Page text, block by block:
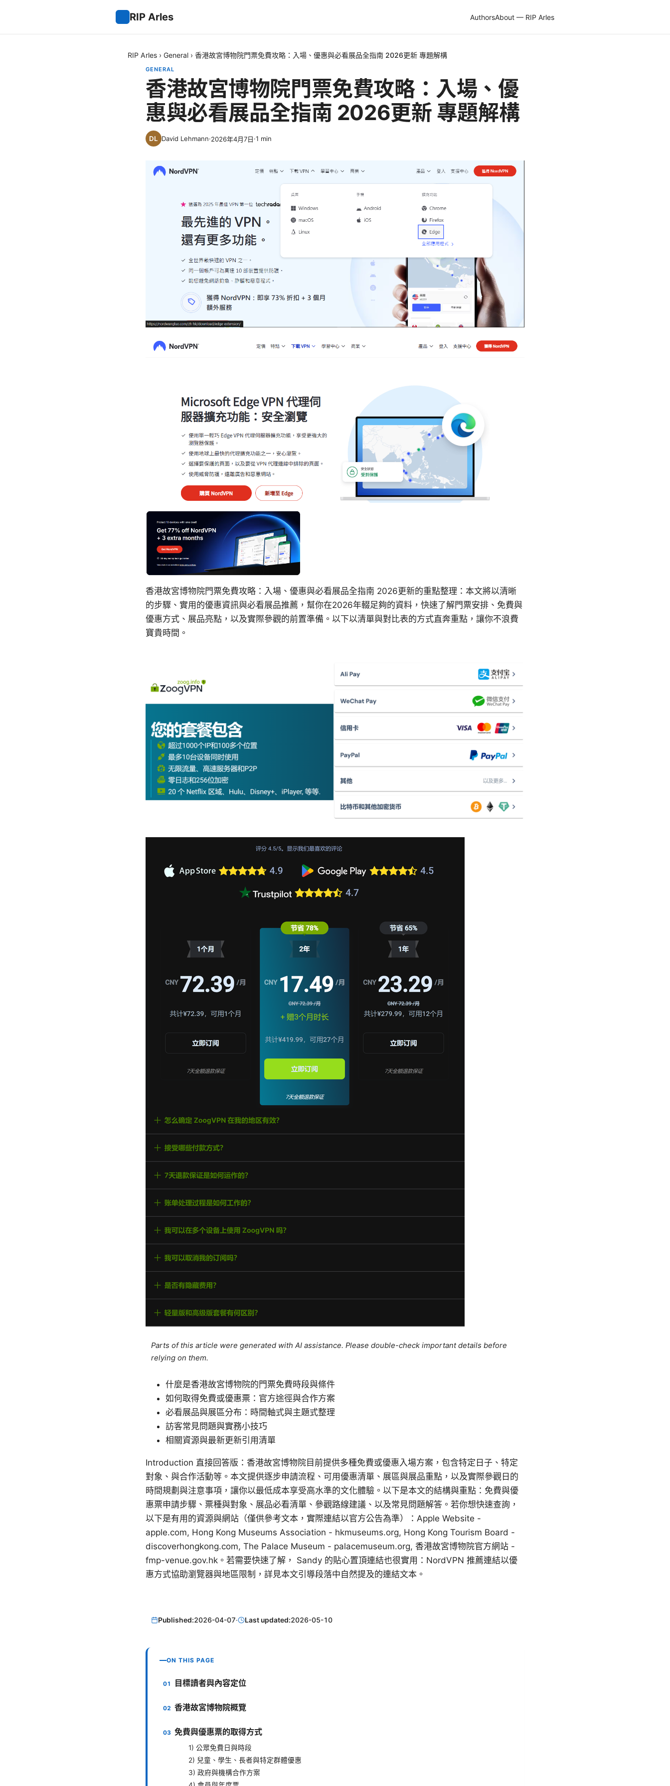
RIP Arles AuthorsAbout — RIP Arles
RIP Arles › General › 香港故宮博物院門票免費攻略：入場、優惠與必看展品全指南 2026更新 專題解構
GENERAL
香港故宮博物院門票免費攻略：入場、優
惠與必看展品全指南 2026更新 專題解構
David Lehmann·2026年4月7日·1 min
香港故宮博物院門票免費攻略：入場、優惠與必看展品全指南 2026更新的重點整理：本文將以清晰
的步驟、實用的優惠資訊與必看展品推薦，幫你在2026年輟足夠的資料，快速了解門票安排、免費與
優惠方式、展品亮點，以及實際參觀的前置準備。以下以清單與對比表的方式直奔重點，讓你不浪費
寶貴時間。
Parts of this article were generated with AI assistance. Please double-check important details before
relying on them.
什麼是香港故宮博物院的門票免費時段與條件
如何取得免費或優惠票：官方途徑與合作方案
必看展品與展區分布：時間軸式與主題式整理
訪客常見問題與實務小技巧
相關資源與最新更新引用清單
Introduction 直接回答版：香港故宮博物院目前提供多種免費或優惠入場方案，包含特定日子、特定
對象、與合作活動等。本文提供逐步申請流程、可用優惠清單、展區與展品重點，以及實際參觀日的
時間規劃與注意事項，讓你以最低成本享受高水準的文化體驗。以下是本文的結構與重點：免費與優
惠票申請步驟、票種與對象、展品必看清單、參觀路線建議、以及常見問題解答。若你想快速查詢，
以下是有用的資源與網站（僅供參考文本，實際連結以官方公告為準）：Apple Website -
apple.com, Hong Kong Museums Association - hkmuseums.org, Hong Kong Tourism Board -
discoverhongkong.com, The Palace Museum - palacemuseum.org, 香港故宮博物院官方網站 -
fmp-venue.gov.hk。若需要快速了解， Sandy 的貼心置頂連結也很實用：NordVPN 推薦連結以優
惠方式協助瀏覽器與地區限制，詳見本文引導段落中自然提及的連結文本。
Published:2026-04-07· Last updated:2026-05-10
ON THIS PAGE
目標讀者與內容定位
香港故宮博物院概覽
免費與優惠票的取得方式
1) 公眾免費日與時段
2) 兒童、學生、長者與特定群體優惠
3) 政府與機構合作方案